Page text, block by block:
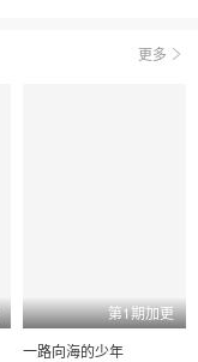
更多
第1期加更
一路向海的少年